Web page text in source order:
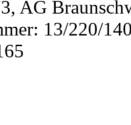
AG
13/220/